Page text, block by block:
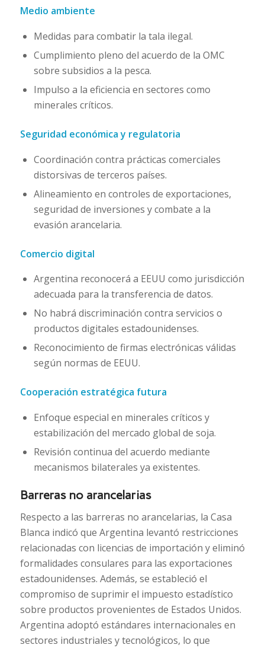
Medio ambiente
Medidas para combatir la tala ilegal.
Cumplimiento pleno del acuerdo de la OMC
sobre subsidios a la pesca.
Impulso a la eficiencia en sectores como
minerales críticos.
Seguridad económica y regulatoria
Coordinación contra prácticas comerciales
distorsivas de terceros países.
Alineamiento en controles de exportaciones,
seguridad de inversiones y combate a la
evasión arancelaria.
Comercio digital
Argentina reconocerá a EEUU como jurisdicción
adecuada para la transferencia de datos.
No habrá discriminación contra servicios o
productos digitales estadounidenses.
Reconocimiento de firmas electrónicas válidas
según normas de EEUU.
Cooperación estratégica futura
Enfoque especial en minerales críticos y
estabilización del mercado global de soja.
Revisión continua del acuerdo mediante
mecanismos bilaterales ya existentes.
Barreras no arancelarias
Respecto a las barreras no arancelarias, la Casa
Blanca indicó que Argentina levantó restricciones
relacionadas con licencias de importación y eliminó
formalidades consulares para las exportaciones
estadounidenses. Además, se estableció el
compromiso de suprimir el impuesto estadístico
sobre productos provenientes de Estados Unidos.
Argentina adoptó estándares internacionales en
sectores industriales y tecnológicos, lo que